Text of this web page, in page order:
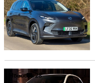
Новости28